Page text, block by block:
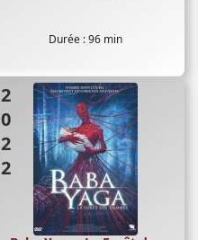
Durée : 96 min
2022